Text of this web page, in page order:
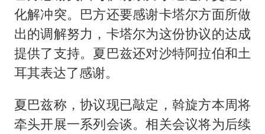
化解冲突。巴方还要感谢卡塔尔方面所做
出的调解努力，卡塔尔为这份协议的达成
提供了支持。夏巴兹还对沙特阿拉伯和土
耳其表达了感谢。
夏巴兹称，协议现已敲定，斡旋方本周将
牵头开展一系列会谈。相关会议将为后续